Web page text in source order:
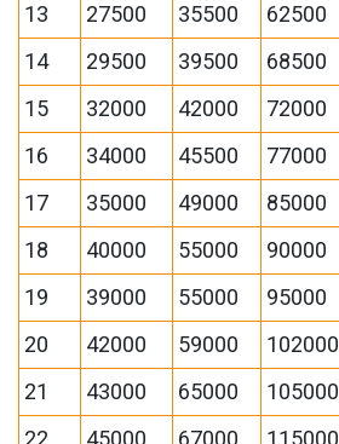
13
27500 35500 62500
14
29500 39500 68500
15
32000 42000 72000
16
34000 45500 77000
17
35000 49000 85000
18
40000 55000 90000
19
39000 55000 95000
20
42000 59000 102000
21
43000 65000 105000
22
45000 67000 115000